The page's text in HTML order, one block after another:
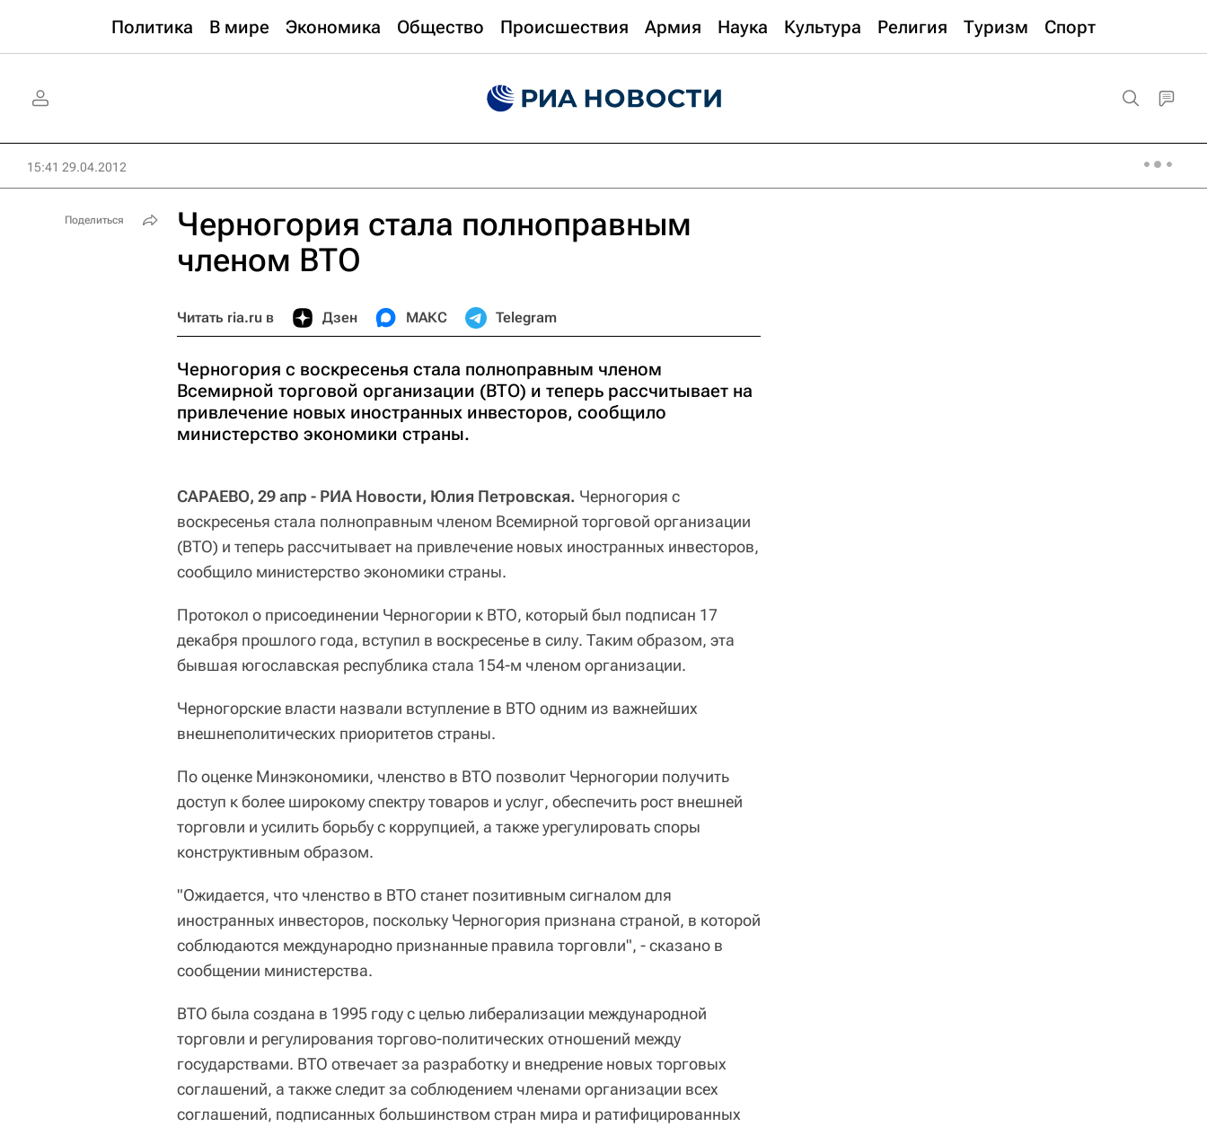
Политика В мире Экономика Общество Происшествия Армия Наука Культура Религия Туризм Спорт
15:41 29.04.2012
Черногория стала полноправным
членом ВТО
Читать ria.ru в Дзен МАКС Telegram
Черногория с воскресенья стала полноправным членом
Всемирной торговой организации (ВТО) и теперь рассчитывает на
привлечение новых иностранных инвесторов, сообщило
министерство экономики страны.
САРАЕВО, 29 апр - РИА Новости, Юлия Петровская. Черногория с
воскресенья стала полноправным членом Всемирной торговой организации
(ВТО) и теперь рассчитывает на привлечение новых иностранных инвесторов,
сообщило министерство экономики страны.
Протокол о присоединении Черногории к ВТО, который был подписан 17
декабря прошлого года, вступил в воскресенье в силу. Таким образом, эта
бывшая югославская республика стала 154-м членом организации.
Черногорские власти назвали вступление в ВТО одним из важнейших
внешнеполитических приоритетов страны.
По оценке Минэкономики, членство в ВТО позволит Черногории получить
доступ к более широкому спектру товаров и услуг, обеспечить рост внешней
торговли и усилить борьбу с коррупцией, а также урегулировать споры
конструктивным образом.
"Ожидается, что членство в ВТО станет позитивным сигналом для
иностранных инвесторов, поскольку Черногория признана страной, в которой
соблюдаются международно признанные правила торговли", - сказано в
сообщении министерства.
ВТО была создана в 1995 году с целью либерализации международной
торговли и регулирования торгово-политических отношений между
государствами. ВТО отвечает за разработку и внедрение новых торговых
соглашений, а также следит за соблюдением членами организации всех
соглашений, подписанных большинством стран мира и ратифицированных
Поделиться